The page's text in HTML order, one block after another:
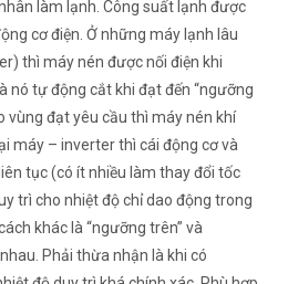
làm lạnh. Công suất lạnh được
cơ điện. Ở những máy lạnh lâu
thì máy nén được nối điện khi
nó tự động cắt khi đạt đến “ngưỡng
vùng đạt yêu cầu thì máy nén khí
máy – inverter thì cái động cơ và
tục (có ít nhiều làm thay đổi tốc
trì cho nhiệt độ chỉ dao động trong
khác là “ngưỡng trên” và
Phải thừa nhận là khi có